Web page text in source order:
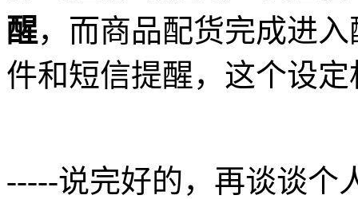
醒，而商品配货完成进
件和短信提醒，这个设
-----说完好的，再谈谈个